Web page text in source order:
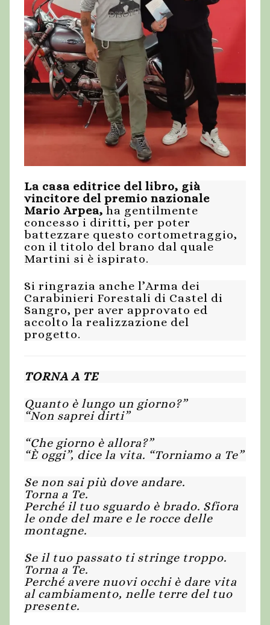
La casa editrice del libro, già
vincitore del premio nazionale
Mario Arpea, ha gentilmente
concesso i diritti, per poter
battezzare questo cortometraggio,
con il titolo del brano dal quale
Martini si è ispirato.
Si ringrazia anche l’Arma dei
Carabinieri Forestali di Castel di
Sangro, per aver approvato ed
accolto la realizzazione del
progetto.
TORNA A TE
Quanto è lungo un giorno?”
“Non saprei dirti”
“Che giorno è allora?”
“È oggi”, dice la vita. “Torniamo a Te”
Se non sai più dove andare.
Torna a Te.
Perché il tuo sguardo è brado. Sfiora
le onde del mare e le rocce delle
montagne.
Se il tuo passato ti stringe troppo.
Torna a Te.
Perché avere nuovi occhi è dare vita
al cambiamento, nelle terre del tuo
presente.